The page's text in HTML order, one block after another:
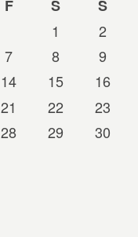
F S
S
1
2
7 8
9
14 15
16
21 22
23
28 29
30